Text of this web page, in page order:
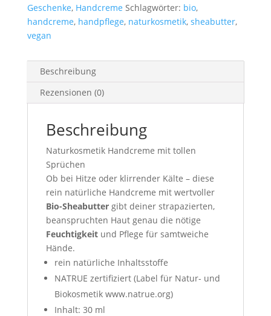
Geschenke, Handcreme Schlagwörter: bio,
handcreme, handpflege, naturkosmetik, sheabutter,
vegan
Beschreibung
Rezensionen (0)
Beschreibung
Naturkosmetik Handcreme mit tollen
Sprüchen
Ob bei Hitze oder klirrender Kälte – diese
rein natürliche Handcreme mit wertvoller
Bio-Sheabuttergibt deiner strapazierten,
beanspruchten Haut genau die nötige
Feuchtigkeitund Pflege für samtweiche
Hände.
rein natürliche Inhaltsstoffe
NATRUE zertifiziert (Label für Natur- und
Biokosmetik www.natrue.org)
Inhalt: 30 ml